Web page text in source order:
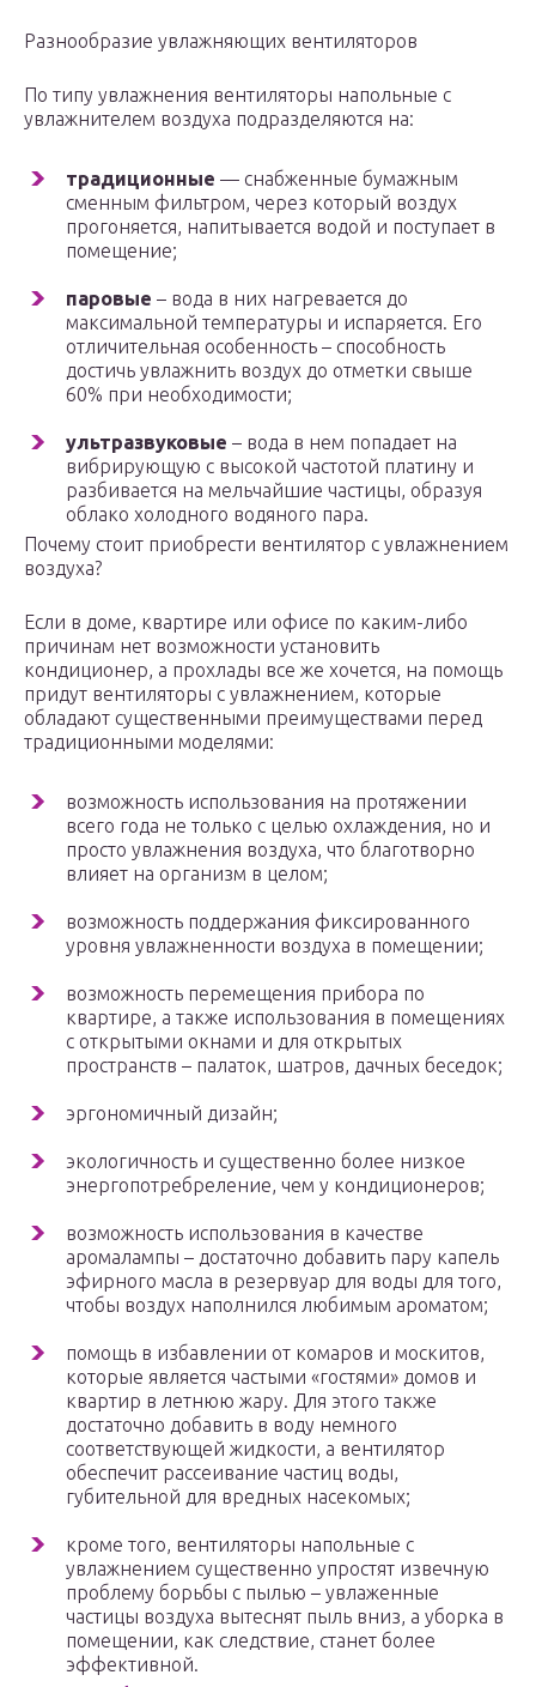
Разнообразие увлажняющих вентиляторов
По типу увлажнения вентиляторы напольные с
увлажнителем воздуха подразделяются на:
традиционные — снабженные бумажным
сменным фильтром, через который воздух
прогоняется, напитывается водой и поступает в
помещение;
паровые – вода в них нагревается до
максимальной температуры и испаряется. Его
отличительная особенность – способность
достичь увлажнить воздух до отметки свыше
60% при необходимости;
ультразвуковые – вода в нем попадает на
вибрирующую с высокой частотой платину и
разбивается на мельчайшие частицы, образуя
облако холодного водяного пара.
Почему стоит приобрести вентилятор с увлажнением
воздуха?
Если в доме, квартире или офисе по каким-либо
причинам нет возможности установить
кондиционер, а прохлады все же хочется, на помощь
придут вентиляторы с увлажнением, которые
обладают существенными преимуществами перед
традиционными моделями:
возможность использования на протяжении
всего года не только с целью охлаждения, но и
просто увлажнения воздуха, что благотворно
влияет на организм в целом;
возможность поддержания фиксированного
уровня увлажненности воздуха в помещении;
возможность перемещения прибора по
квартире, а также использования в помещениях
с открытыми окнами и для открытых
пространств – палаток, шатров, дачных беседок;
эргономичный дизайн;
экологичность и существенно более низкое
энергопотребреление, чем у кондиционеров;
возможность использования в качестве
аромалампы – достаточно добавить пару капель
эфирного масла в резервуар для воды для того,
чтобы воздух наполнился любимым ароматом;
помощь в избавлении от комаров и москитов,
которые является частыми «гостями» домов и
квартир в летнюю жару. Для этого также
достаточно добавить в воду немного
соответствующей жидкости, а вентилятор
обеспечит рассеивание частиц воды,
губительной для вредных насекомых;
кроме того, вентиляторы напольные с
увлажнением существенно упростят извечную
проблему борьбы с пылью – увлаженные
частицы воздуха вытеснят пыль вниз, а уборка в
помещении, как следствие, станет более
эффективной.